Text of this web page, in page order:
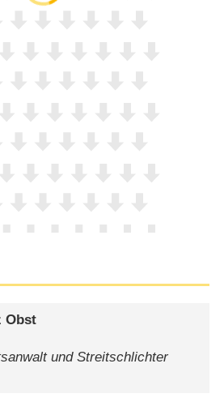
Obst
und Streitschlichter